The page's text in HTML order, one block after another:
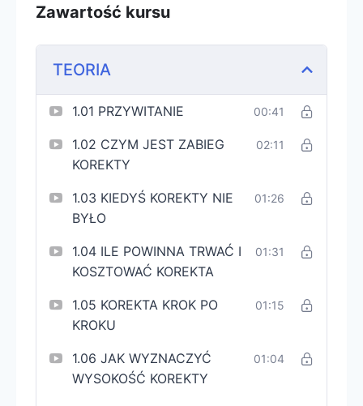
Zawartość kursu
TEORIA
1.01 PRZYWITANIE 00:41
1.02 CZYM JEST ZABIEG
KOREKTY
02:11
1.03 KIEDYŚ KOREKTY NIE
BYŁO
01:26
1.04 ILE POWINNA TRWAĆ I
KOSZTOWAĆ KOREKTA
01:31
1.05 KOREKTA KROK PO
KROKU
01:15
1.06 JAK WYZNACZYĆ
WYSOKOŚĆ KOREKTY
01:04